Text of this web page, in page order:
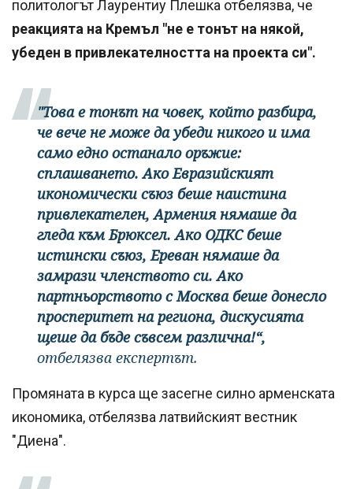
политологът Лаурентиу Плешка отбелязва, че
реакцията на Кремъл "не е тонът на някой,
убеден в привлекателността на проекта си".
"Това е тонът на човек, който разбира,
че вече не може да убеди никого и има
само едно останало оръжие:
сплашването. Ако Евразийският
икономически съюз беше наистина
привлекателен, Армения нямаше да
гледа към Брюксел. Ако ОДКС беше
истински съюз, Ереван нямаше да
замрази членството си. Ако
партньорството с Москва беше донесло
просперитет на региона, дискусията
щеше да бъде съвсем различна!“,
отбелязва експертът.
Промяната в курса ще засегне силно арменската
икономика, отбелязва латвийският вестник
"Диена".